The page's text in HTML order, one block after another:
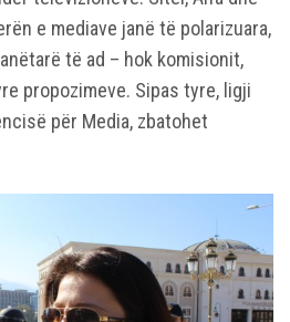
e mediave janë të polarizuara,
të ad – hok komisionit,
propozimeve. Sipas tyre, ligji
për Media, zbatohet